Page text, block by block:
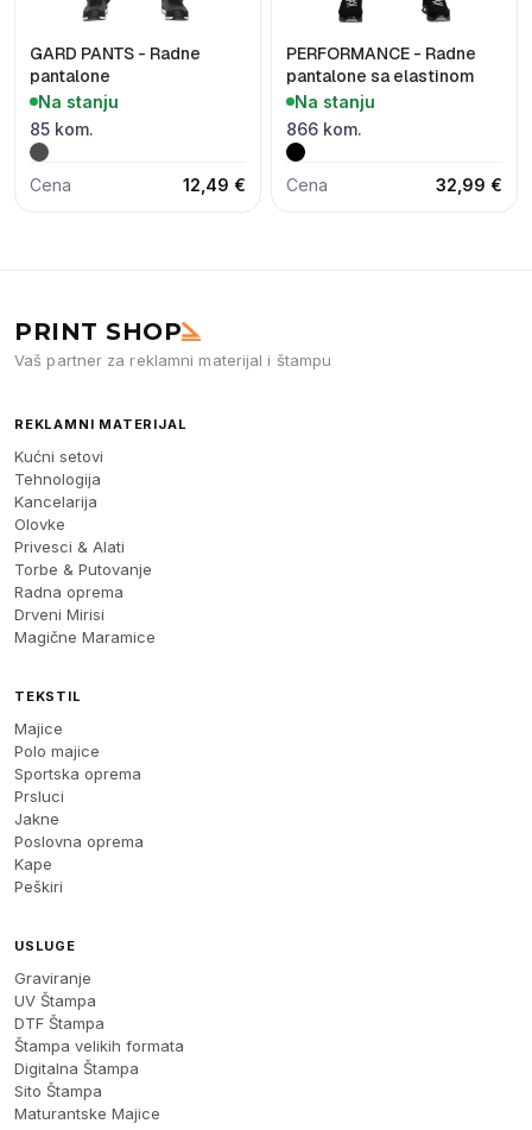
GARD PANTS - Radne
pantalone
Na stanju
85 kom.
Cena 12,49 €
PERFORMANCE - Radne
pantalone sa elastinom
Na stanju
866 kom.
Cena 32,99 €
PRINT SHOP
Vaš partner za reklamni materijal i štampu
REKLAMNI MATERIJAL
Kućni setovi
Tehnologija
Kancelarija
Olovke
Privesci & Alati
Torbe & Putovanje
Radna oprema
Drveni Mirisi
Magične Maramice
TEKSTIL
Majice
Polo majice
Sportska oprema
Prsluci
Jakne
Poslovna oprema
Kape
Peškiri
USLUGE
Graviranje
UV Štampa
DTF Štampa
Štampa velikih formata
Digitalna Štampa
Sito Štampa
Maturantske Majice